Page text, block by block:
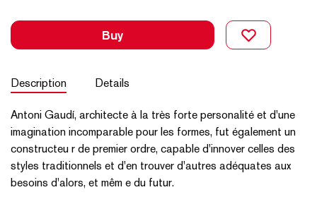
Buy
Description Details
Antoni Gaudí, architecte à la très forte personalité et d'une
imagination incomparable pour les formes, fut également un
constructeu r de premier ordre, capable d'innover celles des
styles traditionnels et d'en trouver d'autres adéquates aux
besoins d'alors, et mêm e du futur.